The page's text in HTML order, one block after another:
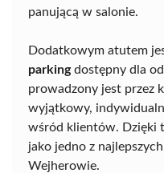
panującą w salonie.
Dodatkowym atutem
parkingdostępny dla
prowadzony jest przez
wyjątkowy,
wśród klientów. Dzięki
jako jedno z
Wejherowie.